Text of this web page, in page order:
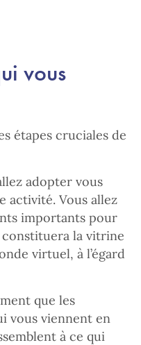
vous
étapes cruciales de
adopter vous
activité. Vous allez
importants pour
la vitrine
virtuel, à l’égard
que les
vous viennent en
à ce qui